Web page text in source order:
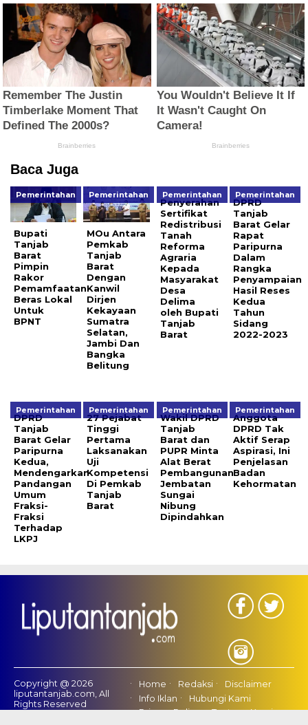
Baca Juga
Pemerintahan
Bupati
Tanjab
Barat
Pimpin
Rakor
Pemamfaatan
Beras Lokal
Untuk
BPNT
Pemerintahan
MOu Antara
Pemkab
Tanjab
Barat
Dengan
Kanwil
Dirjen
Kekayaan
Sumatra
Selatan,
Jambi Dan
Bangka
Belitung
Pemerintahan
Penyerahan
Sertifikat
Redistribusi
Tanah
Reforma
Agraria
Kepada
Masyarakat
Desa
Delima
oleh Bupati
Tanjab
Barat
Pemerintahan
DPRD
Tanjab
Barat Gelar
Rapat
Paripurna
Dalam
Rangka
Penyampaian
Hasil Reses
Kedua
Tahun
Sidang
2022-2023
Pemerintahan
DPRD
Tanjab
Barat Gelar
Paripurna
Kedua,
Mendengarkan
Pandangan
Umum
Fraksi-
Fraksi
Terhadap
LKPJ
Pemerintahan
27 Pejabat
Tinggi
Pertama
Laksanakan
Uji
Kompetensi
Di Pemkab
Tanjab
Barat
Pemerintahan
Wakil DPRD
Tanjab
Barat dan
PUPR Minta
Alat Berat
Pembangunan
Jembatan
Sungai
Nibung
Dipindahkan
Pemerintahan
Anggota
DPRD Tak
Aktif Serap
Aspirasi, Ini
Penjelasan
Badan
Kehormatan
Copyright @ 2026
liputantanjab.com, All
Rights Reserved
Home Redaksi
Disclaimer
Info Iklan
Hubungi Kami
Privacy Policy
Tentang Kami